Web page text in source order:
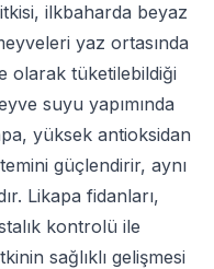
ilkbaharda beyaz
yaz ortasında
olarak tüketilebildiği
suyu yapımında
yüksek antioksidan
güçlendirir, aynı
Likapa fidanları,
kontrolü ile
sağlıklı gelişmesi